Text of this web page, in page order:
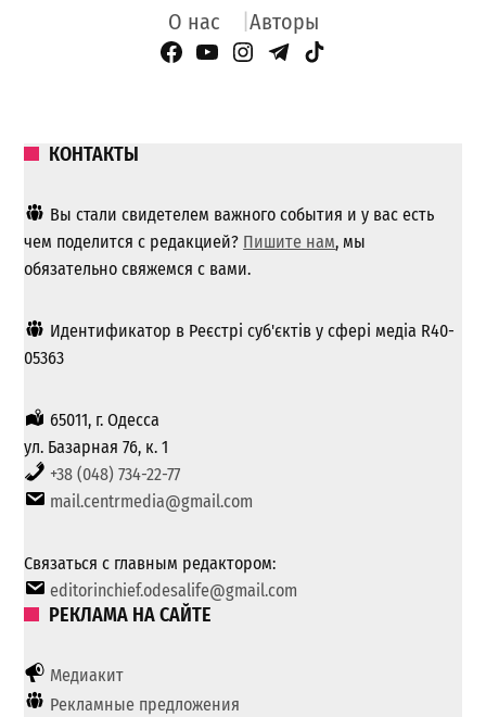
О нас Авторы
Facebook Page
YouTube
Instagram
Telegram
TikTok
КОНТАКТЫ
Вы стали свидетелем важного события и у вас есть
чем поделится с редакцией? Пишите нам, мы
обязательно свяжемся с вами.
Идентификатор в Реєстрі суб'єктів у сфері медіа R40-
05363
65011, г. Одесса
ул. Базарная 76, к. 1
+38 (048) 734-22-77
mail.centrmedia@gmail.com
Связаться с главным редактором:
editorinchief.odesalife@gmail.com
РЕКЛАМА НА САЙТЕ
Медиакит
Рекламные предложения